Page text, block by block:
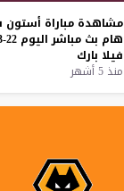
مشاهدة مباراة أستون
هام بث مباشر اليوم 22-3-2026
فيلا بارك
منذ 5 أشهر